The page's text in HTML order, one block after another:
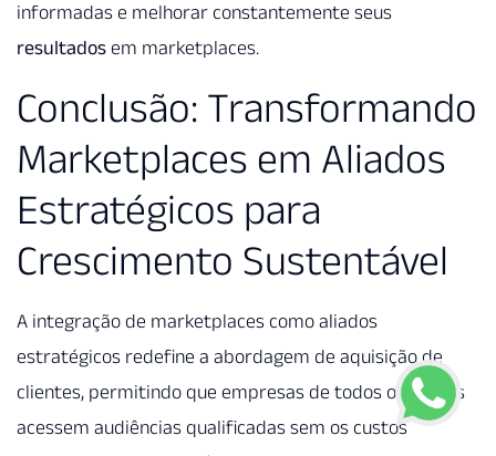
informadas e melhorar constantemente seus
resultados em marketplaces.
Conclusão: Transformando
Marketplaces em Aliados
Estratégicos para
Crescimento Sustentável
A integração de marketplaces como aliados
estratégicos redefine a abordagem de aquisição de
clientes, permitindo que empresas de todos os portes
acessem audiências qualificadas sem os custos